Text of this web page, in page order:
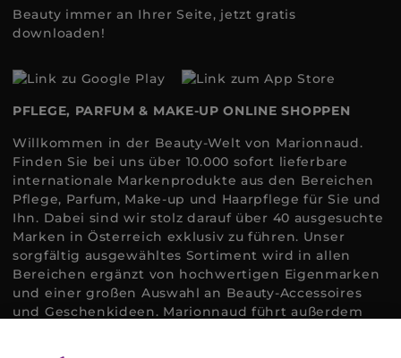
Beauty immer an Ihrer Seite, jetzt gratis
downloaden!
PFLEGE, PARFUM & MAKE-UP ONLINE SHOPPEN
Willkommen in der Beauty-Welt von Marionnaud.
Finden Sie bei uns über 10.000 sofort lieferbare
internationale Markenprodukte aus den Bereichen
Pflege, Parfum, Make-up und Haarpflege für Sie und
Ihn. Dabei sind wir stolz darauf über 40 ausgesuchte
Marken in Österreich exklusiv zu führen. Unser
sorgfältig ausgewähltes Sortiment wird in allen
Bereichen ergänzt von hochwertigen Eigenmarken
und einer großen Auswahl an Beauty-Accessoires
und Geschenkideen. Marionnaud führt außerdem